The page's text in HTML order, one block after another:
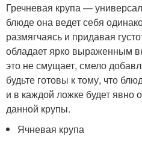
Гречневая крупа —
блюде она ведет себя
размягчаясь и придавая
обладает ярко выраженным
это не смущает, смело
будьте готовы к тому, что
и в каждой ложке будет явно
данной крупы.
Ячневая крупа